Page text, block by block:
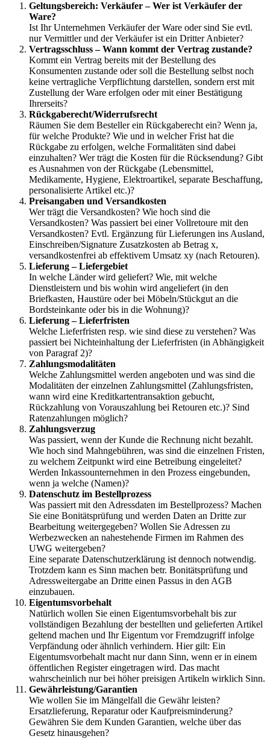
Geltungsbereich: Verkäufer – Wer ist Verkäufer der
Ware?
Ist Ihr Unternehmen Verkäufer der Ware oder sind Sie evtl.
nur Vermittler und der Verkäufer ist ein Dritter Anbieter?
Vertragsschluss – Wann kommt der Vertrag zustande?
Kommt ein Vertrag bereits mit der Bestellung des
Konsumenten zustande oder soll die Bestellung selbst noch
keine vertragliche Verpflichtung darstellen, sondern erst mit
Zustellung der Ware erfolgen oder mit einer Bestätigung
Ihrerseits?
Rückgaberecht/Widerrufsrecht
Räumen Sie dem Besteller ein Rückgaberecht ein? Wenn ja,
für welche Produkte? Wie und in welcher Frist hat die
Rückgabe zu erfolgen, welche Formalitäten sind dabei
einzuhalten? Wer trägt die Kosten für die Rücksendung? Gibt
es Ausnahmen von der Rückgabe (Lebensmittel,
Medikamente, Hygiene, Elektroartikel, separate Beschaffung,
personalisierte Artikel etc.)?
Preisangaben und Versandkosten
Wer trägt die Versandkosten? Wie hoch sind die
Versandkosten? Was passiert bei einer Vollretoure mit den
Versandkosten? Evtl. Ergänzung für Lieferungen ins Ausland,
Einschreiben/Signature Zusatzkosten ab Betrag x,
versandkostenfrei ab effektivem Umsatz xy (nach Retouren).
Lieferung – Liefergebiet
In welche Länder wird geliefert? Wie, mit welche
Dienstleistern und bis wohin wird angeliefert (in den
Briefkasten, Haustüre oder bei Möbeln/Stückgut an die
Bordsteinkante oder bis in die Wohnung)?
Lieferung – Lieferfristen
Welche Lieferfristen resp. wie sind diese zu verstehen? Was
passiert bei Nichteinhaltung der Lieferfristen (in Abhängigkeit
von Paragraf 2)?
Zahlungsmodalitäten
Welche Zahlungsmittel werden angeboten und was sind die
Modalitäten der einzelnen Zahlungsmittel (Zahlungsfristen,
wann wird eine Kreditkartentransaktion gebucht,
Rückzahlung von Vorauszahlung bei Retouren etc.)? Sind
Ratenzahlungen möglich?
Zahlungsverzug
Was passiert, wenn der Kunde die Rechnung nicht bezahlt.
Wie hoch sind Mahngebühren, was sind die einzelnen Fristen,
zu welchem Zeitpunkt wird eine Betreibung eingeleitet?
Werden Inkassounternehmen in den Prozess eingebunden,
wenn ja welche (Namen)?
Datenschutz im Bestellprozess
Was passiert mit den Adressdaten im Bestellprozess? Machen
Sie eine Bonitätsprüfung und werden Daten an Dritte zur
Bearbeitung weitergegeben? Wollen Sie Adressen zu
Werbezwecken an nahestehende Firmen im Rahmen des
UWG weitergeben?
Eine separate Datenschutzerklärung ist dennoch notwendig.
Trotzdem kann es Sinn machen betr. Bonitätsprüfung und
Adressweitergabe an Dritte einen Passus in den AGB
einzubauen.
Eigentumsvorbehalt
Natürlich wollen Sie einen Eigentumsvorbehalt bis zur
vollständigen Bezahlung der bestellten und gelieferten Artikel
geltend machen und Ihr Eigentum vor Fremdzugriff infolge
Verpfändung oder ähnlich verhindern. Hier gilt: Ein
Eigentumsvorbehalt macht nur dann Sinn, wenn er in einem
öffentlichen Register eingetragen wird. Das macht
wahrscheinlich nur bei höher preisigen Artikeln wirklich Sinn.
Gewährleistung/Garantien
Wie wollen Sie im Mängelfall die Gewähr leisten?
Ersatzlieferung, Reparatur oder Kaufpreisminderung?
Gewähren Sie dem Kunden Garantien, welche über das
Gesetz hinausgehen?